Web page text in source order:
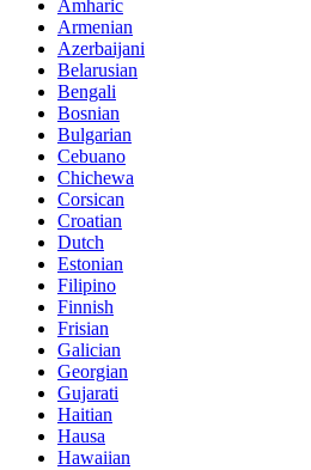
Amharic
Armenian
Azerbaijani
Belarusian
Bengali
Bosnian
Bulgarian
Cebuano
Chichewa
Corsican
Croatian
Dutch
Estonian
Filipino
Finnish
Frisian
Galician
Georgian
Gujarati
Haitian
Hausa
Hawaiian